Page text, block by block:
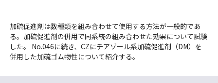
加硫促進剤は数種類を組み合わせて使用する方法が一般的であ
る。加硫促進剤の併用で同系統の組み合わせた効果について試験
した。 No.046に続き、CZにチアゾール系加硫促進剤（DM）を
併用した加硫ゴム物性について紹介する。